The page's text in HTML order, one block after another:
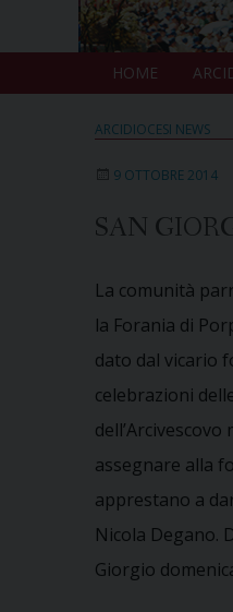
HOME
ARCIDIOCESI NEWS
9 OTTOBRE 2014
SAN
La comunità
la Forania di
dato dal vicario
celebrazioni
assegnare alla
apprestano a
Nicola Degano.
Giorgio